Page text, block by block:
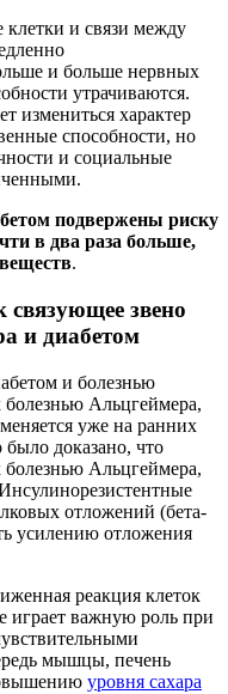
клетки и связи между
и больше нервных
утрачиваются.
измениться характер
способности, но
и социальные
подвержены риску
в два раза больше,
.
связующее звено
и диабетом
и болезнью
Альцгеймера,
уже на ранних
было доказано, что
Альцгеймера,
отложений (бета-
усилению отложения
реакция клеток
играет важную роль при
мышцы, печень
уровня сахара